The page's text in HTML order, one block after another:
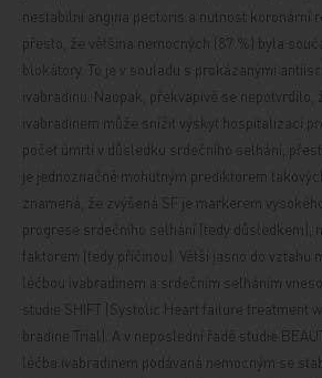
nestabilní angina pectoris a nutnost koronární
přesto, že většina nemocných (87 %) byla
blokátory. To je v souladu s prokázanými
ivabradinu. Naopak, překvapivě se nepotvrdilo,
ivabradinem může snížit výskyt hospitalizací
počet úmrtí v důsledku srdečního selhání,
je jednoznačně mohutným prediktorem
znamená, že zvýšená SF je markerem
progrese srdečního selhání (tedy důsledkem),
faktorem (tedy příčinou). Větší jasno do vztahu
léčbou ivabradinem a srdečním selháním
studie SHIFT (Systolic Heart failure treatment
bradine Trial). A v neposlední řadě studie
léčba ivabradinem podávaná nemocným se